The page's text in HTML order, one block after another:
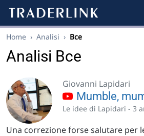
Home › Analisi › Bce
Analisi Bce
Giovanni Lapidari
Mumble,
Le idee di Lapidari - 3
Una correzione forse salutare per